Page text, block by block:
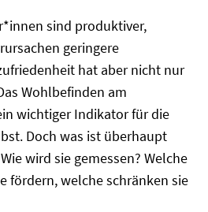
sind produktiver,
geringere
hat aber nicht nur
Wohlbefinden am
wichtiger Indikator für die
Doch was ist überhaupt
wird sie gemessen? Welche
fördern, welche schränken sie